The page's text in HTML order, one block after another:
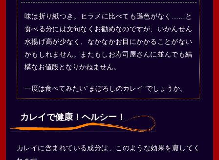
味は折り紙つき。ヒラメに比べても遜色がなく……と
食べる分には文句なくお勧めなのですが、いかんせん
水揚げ高が少なく、なかなかお目にかかることがない
かもしれません。またもしお寿司屋さんに並んでも結
構なお値段となりかねません。
一度は食べてみたい“まぼろしのカレイ”でしょうか。
カレイで健康！ヘルシー！
カレイに含まれている成分は、このような効果を齎してく